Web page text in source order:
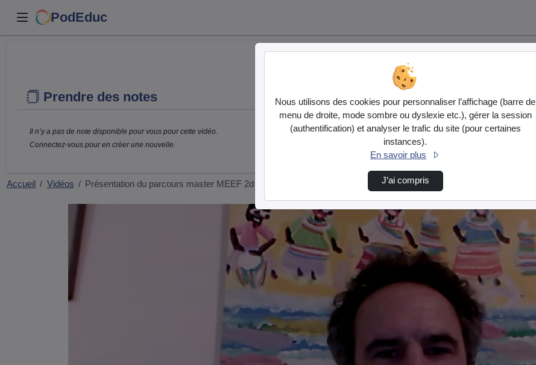
PodEduc
Prendre des notes
Il n’y a pas de note disponible pour vous pour cette vidéo.
Connectez-vous pour en créer une nouvelle.
Accueil Vidéos Présentation du parcours master MEEF 2d degr…
Nous utilisons des cookies pour personnaliser l’affichage (barre de
menu de droite, mode sombre ou dyslexie etc.), gérer la session
(authentification) et analyser le trafic du site (pour certaines
instances).
En savoir plus
J’ai compris